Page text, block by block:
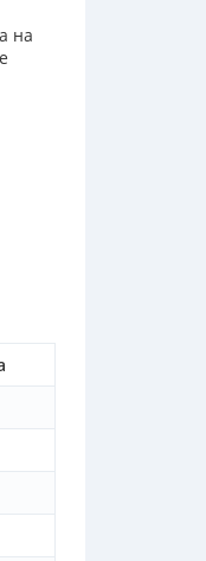
на